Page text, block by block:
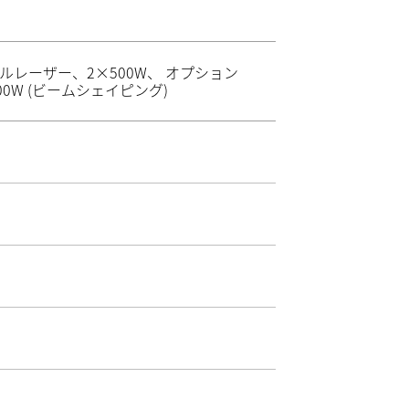
レーザー、2×500W、 オプション
(ビームシェイピング)